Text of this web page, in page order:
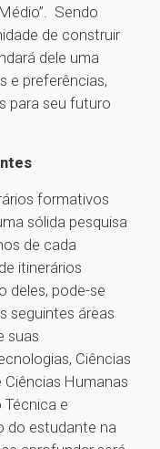
Sendo
de construir
dele uma
e preferências,
para seu futuro
formativos
sólida pesquisa
de cada
itinerários
deles, pode-se
seguintes áreas
suas
Ciências
Humanas
Técnica e
do estudante na